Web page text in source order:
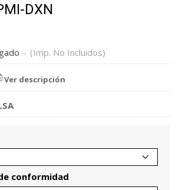
DXN
- (Imp. No Incluidos)
Ver descripción
conformidad